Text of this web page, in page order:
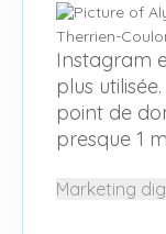
Therrien-
Instagram
plus
point de
presque 1
Marketing